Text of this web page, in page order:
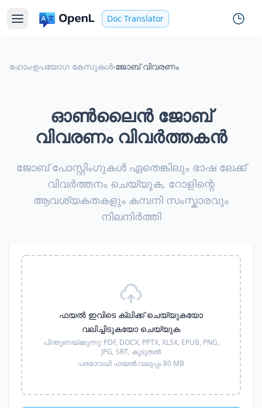
Doc Translator
ഹോം›ഉപയോഗ കേസുകൾ›ജോബ് വിവരണം
ഓൺലൈൻ ജോബ്
വിവരണം വിവർത്തകൻ
ജോബ് പോസ്റ്റിംഗുകൾ ഏതെങ്കിലും ഭാഷ ലേക്ക്
വിവർത്തനം ചെയ്യുക, റോളിന്റെ
ആവശ്യകതകളും കമ്പനി സംസ്കാരവും
നിലനിർത്തി
ഫയൽ ഇവിടെ ക്ലിക്ക് ചെയ്യുകയോ
വലിച്ചിടുകയോ ചെയ്യുക
പിന്തുണയ്ക്കുന്നു: PDF, DOCX, PPTX, XLSX, EPUB, PNG,
JPG, SRT, കൂടുതൽ
പരമാവധി ഫയൽ വലുപ്പം 80 MB